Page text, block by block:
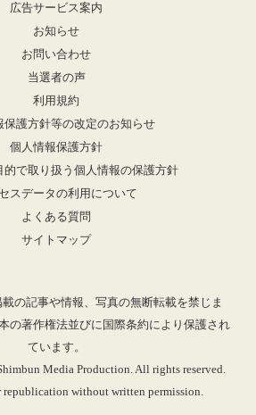
広告サービス案内
お知らせ
お問い合わせ
当選者の声
利用規約
保護方針等の改定のお知らせ
個人情報保護方針
的で取り扱う個人情報の保護方針
スデータの利用について
よくある質問
サイトマップ
の記事や情報、写真の無断転載を禁じま
の著作権法並びに国際条約により保護され
ています。
Media Production. All rights reserved.
republication without written permission.